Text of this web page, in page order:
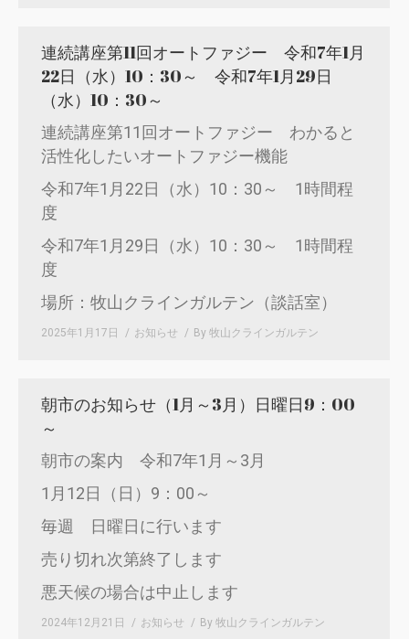
連続講座第11回オートファジー 令和7年1月
22日（水）10：30～ 令和7年1月29日
（水）10：30～
連続講座第11回オートファジー わかると
活性化したいオートファジー機能
令和7年1月22日（水）10：30～ 1時間程
度
令和7年1月29日（水）10：30～ 1時間程
度
場所：牧山クラインガルテン（談話室）
2025年1月17日 お知らせ By 牧山クラインガルテン
朝市のお知らせ（1月～3月）日曜日9：00
～
朝市の案内 令和7年1月～3月
1月12日（日）9：00～
毎週 日曜日に行います
売り切れ次第終了します
悪天候の場合は中止します
2024年12月21日 お知らせ By 牧山クラインガルテン